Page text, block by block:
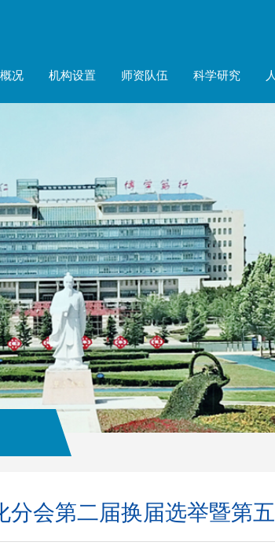
况 机构设置 师资队伍 科学研究
会第二届换届选举暨第